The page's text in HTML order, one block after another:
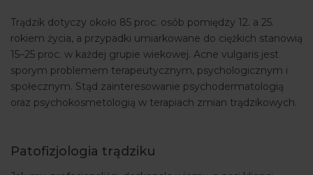
Trądzik dotyczy około 85 proc. osób pomiędzy 12. a 25.
rokiem życia, a przypadki umiarkowane do ciężkich stanowią
15–25 proc. w każdej grupie wiekowej. Acne vulgaris jest
sporym problemem terapeutycznym, psychologicznym i
społecznym. Stąd zainteresowanie psychodermatologią
oraz psychokosmetologią w terapiach zmian trądzikowych.
Patofizjologia trądziku